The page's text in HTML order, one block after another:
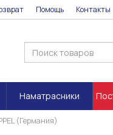
Помощь Контакты
Наматрасники
(Германия)